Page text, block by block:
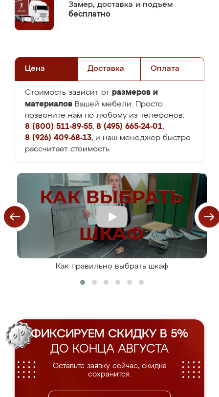
Замер, доставка и подъем
бесплатно
Цена Доставка Оплата
Стоимость зависит от размеров и
материалов Вашей мебели. Просто
позвоните нам по любому из телефонов:
8 (800) 511-89-55, 8 (495) 665-24-01,
8 (926) 409-68-13, и наш менеджер быстро
рассчитает стоимость.
Как правильно выбрать шкаф
ФИКСИРУЕМ СКИДКУ В 5%
ДО КОНЦА АВГУСТА
Оставьте заявку сейчас, скидка
сохранится.